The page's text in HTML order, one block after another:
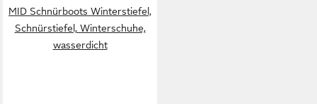
MID Schnürboots Winterstiefel,
Schnürstiefel, Winterschuhe,
wasserdicht